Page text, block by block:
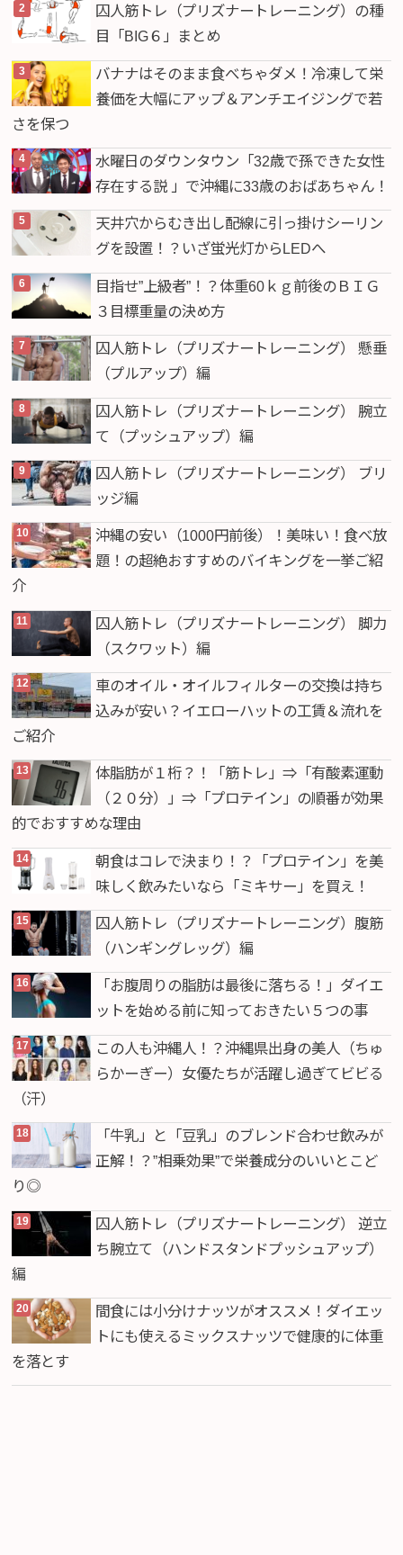
囚人筋トレ（プリズナートレーニング）の種
目「BIG６」まとめ
バナナはそのまま食べちゃダメ！冷凍して栄
養価を大幅にアップ＆アンチエイジングで若
さを保つ
水曜日のダウンタウン「32歳で孫できた女性
存在する説 」で沖縄に33歳のおばあちゃん！
天井穴からむき出し配線に引っ掛けシーリン
グを設置！？いざ蛍光灯からLEDへ
目指せ”上級者”！？体重60ｋｇ前後のＢＩＧ
３目標重量の決め方
囚人筋トレ（プリズナートレーニング） 懸垂
（プルアップ）編
囚人筋トレ（プリズナートレーニング） 腕立
て（プッシュアップ）編
囚人筋トレ（プリズナートレーニング） ブリ
ッジ編
沖縄の安い（1000円前後）！美味い！食べ放
題！の超絶おすすめのバイキングを一挙ご紹
介
囚人筋トレ（プリズナートレーニング） 脚力
（スクワット）編
車のオイル・オイルフィルターの交換は持ち
込みが安い？イエローハットの工賃＆流れを
ご紹介
体脂肪が１桁？！「筋トレ」⇒「有酸素運動
（２０分）」⇒「プロテイン」の順番が効果
的でおすすめな理由
朝食はコレで決まり！？「プロテイン」を美
味しく飲みたいなら「ミキサー」を買え！
囚人筋トレ（プリズナートレーニング）腹筋
（ハンギングレッグ）編
「お腹周りの脂肪は最後に落ちる！」ダイエ
ットを始める前に知っておきたい５つの事
この人も沖縄人！？沖縄県出身の美人（ちゅ
らかーぎー）女優たちが活躍し過ぎてビビる
（汗）
「牛乳」と「豆乳」のブレンド合わせ飲みが
正解！？”相乗効果”で栄養成分のいいとこど
り◎
囚人筋トレ（プリズナートレーニング） 逆立
ち腕立て（ハンドスタンドプッシュアップ）
編
間食には小分けナッツがオススメ！ダイエッ
トにも使えるミックスナッツで健康的に体重
を落とす